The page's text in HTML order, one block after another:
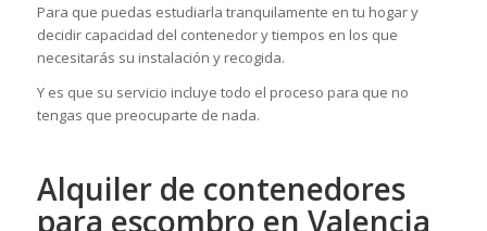
Para que puedas estudiarla tranquilamente en tu hogar y
decidir capacidad del contenedor y tiempos en los que
necesitarás su instalación y recogida.
Y es que su servicio incluye todo el proceso para que no
tengas que preocuparte de nada.
Alquiler de contenedores
para escombro en Valencia